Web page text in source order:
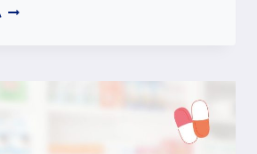
VICK